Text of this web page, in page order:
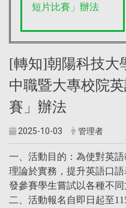
短片比賽」辦法
[轉知]朝陽科技大
中職暨大專校院
賽」辦法
2025-10-03 管理者
一、活動目的：為使對英
理論於實務，提升英語口
發參賽學生嘗試以各種不同
二、活動報名自即日起至